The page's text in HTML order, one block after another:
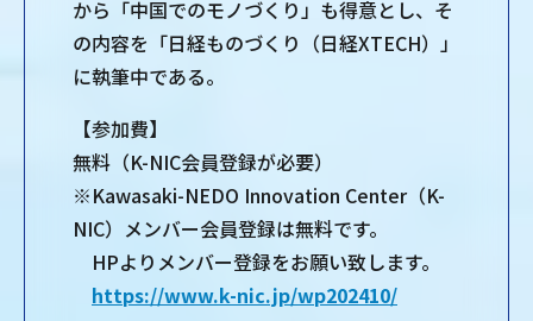
から「中国でのモノづくり」も得意とし、そ
の内容を「日経ものづくり（日経XTECH）」
に執筆中である。
【参加費】
無料（K-NIC会員登録が必要）
※Kawasaki-NEDO Innovation Center（K-
NIC）メンバー会員登録は無料です。
HPよりメンバー登録をお願い致します。
https://www.k-nic.jp/wp202410/